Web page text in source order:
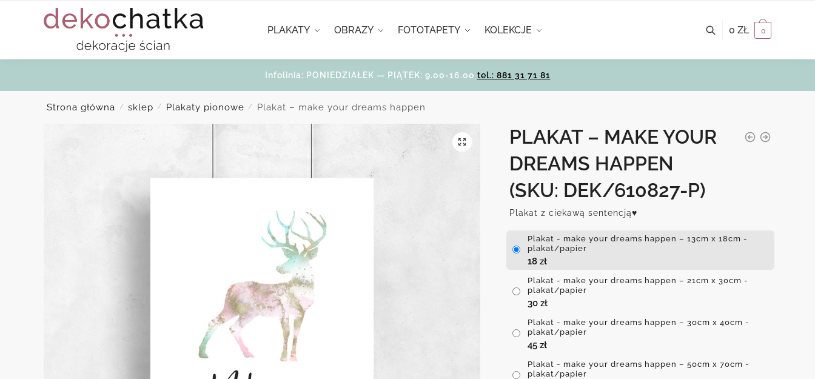
PLAKATY OBRAZY FOTOTAPETY KOLEKCJE 0 ZŁ 0
Infolinia: PONIEDZIAŁEK — PIĄTEK: 9.00-16.00 tel.: 881 31 71 81
Strona główna / sklep / Plakaty pionowe / Plakat – make your dreams happen
PLAKAT – MAKE YOUR
DREAMS HAPPEN
(SKU: DEK/610827-P)
Plakat z ciekawą sentencją♥
Plakat - make your dreams happen – 13cm x 18cm -
plakat/papier
18 zł
Plakat - make your dreams happen – 21cm x 30cm -
plakat/papier
30 zł
Plakat - make your dreams happen – 30cm x 40cm -
plakat/papier
45 zł
Plakat - make your dreams happen – 50cm x 70cm -
plakat/papier